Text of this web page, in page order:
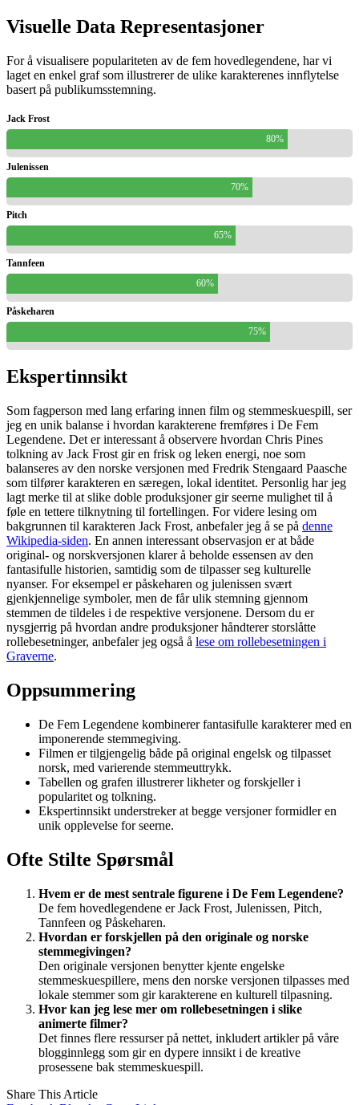
Visuelle Data Representasjoner
For å visualisere populariteten av de fem hovedlegendene, har vi
laget en enkel graf som illustrerer de ulike karakterenes innflytelse
basert på publikumsstemning.
Jack Frost
80%
Julenissen
70%
Pitch
65%
Tannfeen
60%
Påskeharen
75%
Ekspertinnsikt
Som fagperson med lang erfaring innen film og stemmeskuespill, ser
jeg en unik balanse i hvordan karakterene fremføres i De Fem
Legendene. Det er interessant å observere hvordan Chris Pines
tolkning av Jack Frost gir en frisk og leken energi, noe som
balanseres av den norske versjonen med Fredrik Stengaard Paasche
som tilfører karakteren en særegen, lokal identitet. Personlig har jeg
lagt merke til at slike doble produksjoner gir seerne mulighet til å
føle en tettere tilknytning til fortellingen. For videre lesing om
bakgrunnen til karakteren Jack Frost, anbefaler jeg å se på denne
Wikipedia-siden. En annen interessant observasjon er at både
original- og norskversjonen klarer å beholde essensen av den
fantasifulle historien, samtidig som de tilpasser seg kulturelle
nyanser. For eksempel er påskeharen og julenissen svært
gjenkjennelige symboler, men de får ulik stemning gjennom
stemmen de tildeles i de respektive versjonene. Dersom du er
nysgjerrig på hvordan andre produksjoner håndterer storslåtte
rollebesetninger, anbefaler jeg også å lese om rollebesetningen i
Graverne.
Oppsummering
De Fem Legendene kombinerer fantasifulle karakterer med en
imponerende stemmegiving.
Filmen er tilgjengelig både på original engelsk og tilpasset
norsk, med varierende stemmeuttrykk.
Tabellen og grafen illustrerer likheter og forskjeller i
popularitet og tolkning.
Ekspertinnsikt understreker at begge versjoner formidler en
unik opplevelse for seerne.
Ofte Stilte Spørsmål
Hvem er de mest sentrale figurene i De Fem Legendene?
De fem hovedlegendene er Jack Frost, Julenissen, Pitch,
Tannfeen og Påskeharen.
Hvordan er forskjellen på den originale og norske
stemmegivingen?
Den originale versjonen benytter kjente engelske
stemmeskuespillere, mens den norske versjonen tilpasses med
lokale stemmer som gir karakterene en kulturell tilpasning.
Hvor kan jeg lese mer om rollebesetningen i slike
animerte filmer?
Det finnes flere ressurser på nettet, inkludert artikler på våre
blogginnlegg som gir en dypere innsikt i de kreative
prosessene bak stemmeskuespill.
Share This Article